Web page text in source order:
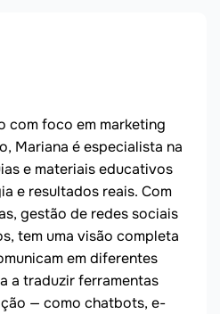
com foco em marketing
Mariana é especialista na
e materiais educativos
e resultados reais. Com
gestão de redes sociais
tem uma visão completa
em diferentes
a traduzir ferramentas
— como chatbots, e-